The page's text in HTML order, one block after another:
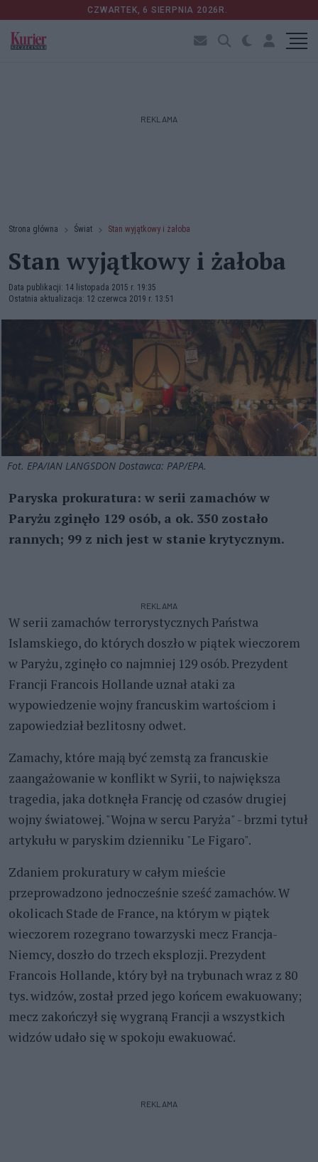
CZWARTEK, 6 SIERPNIA 2026R.
REKLAMA
Strona główna Świat Stan wyjątkowy i żałoba
Stan wyjątkowy i żałoba
Data publikacji: 14 listopada 2015 r. 19:35
Ostatnia aktualizacja: 12 czerwca 2019 r. 13:51
Fot. EPA/IAN LANGSDON Dostawca: PAP/EPA.
Paryska prokuratura: w serii zamachów w
Paryżu zginęło 129 osób, a ok. 350 zostało
rannych; 99 z nich jest w stanie krytycznym.
REKLAMA
W serii zamachów terrorystycznych Państwa
Islamskiego, do których doszło w piątek wieczorem
w Paryżu, zginęło co najmniej 129 osób. Prezydent
Francji Francois Hollande uznał ataki za
wypowiedzenie wojny francuskim wartościom i
zapowiedział bezlitosny odwet.
Zamachy, które mają być zemstą za francuskie
zaangażowanie w konflikt w Syrii, to największa
tragedia, jaka dotknęła Francję od czasów drugiej
wojny światowej. "Wojna w sercu Paryża" - brzmi tytuł
artykułu w paryskim dzienniku "Le Figaro".
Zdaniem prokuratury w całym mieście
przeprowadzono jednocześnie sześć zamachów. W
okolicach Stade de France, na którym w piątek
wieczorem rozegrano towarzyski mecz Francja-
Niemcy, doszło do trzech eksplozji. Prezydent
Francois Hollande, który był na trybunach wraz z 80
tys. widzów, został przed jego końcem ewakuowany;
mecz zakończył się wygraną Francji a wszystkich
widzów udało się w spokoju ewakuować.
REKLAMA